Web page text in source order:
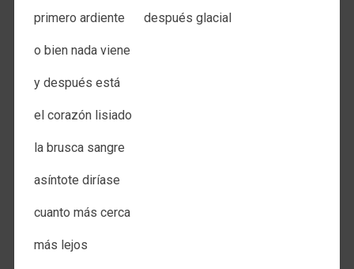
primero ardiente después glacial
o bien nada viene
y después está
el corazón lisiado
la brusca sangre
asíntote diríase
cuanto más cerca
más lejos